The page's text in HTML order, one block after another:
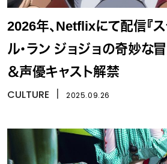
2026年、Netflixにて配信『
ル・ラン ジョジョの奇妙な
＆声優キャスト解禁
CULTURE 2025.09.26